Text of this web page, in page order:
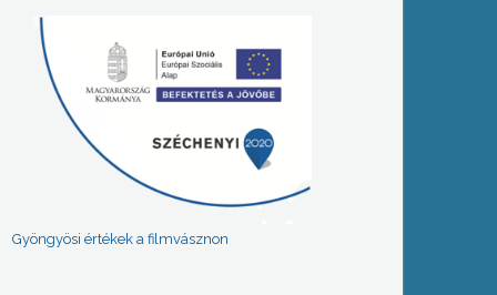
Gyöngyösi értékek a filmvásznon